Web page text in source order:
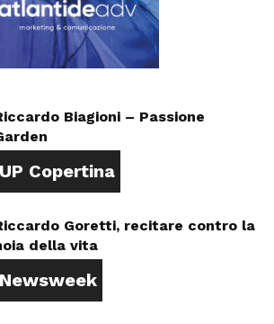
Biagioni – Passione
UP Copertina
Goretti, recitare contro la
della vita
Newsweek